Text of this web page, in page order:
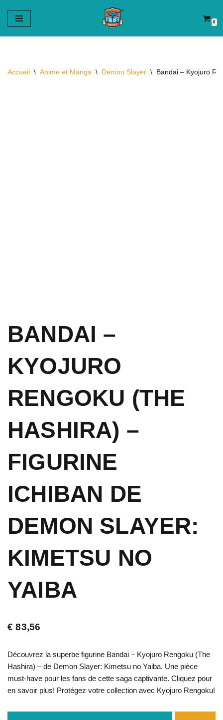
Aller
au
0
Accueil \ Anime et Manga \ Demon Slayer \ Bandai – Kyojuro
BANDAI –
KYOJURO
RENGOKU (THE
HASHIRA) –
FIGURINE
ICHIBAN DE
DEMON SLAYER:
KIMETSU NO
YAIBA
€ 83,56
Découvrez la superbe figurine Bandai – Kyojuro Rengoku (The
Hashira) – de Demon Slayer: Kimetsu no Yaiba. Une pièce
must-have pour les fans de cette saga captivante. Cliquez pour
en savoir plus! Protégez votre collection avec Kyojuro Rengoku!